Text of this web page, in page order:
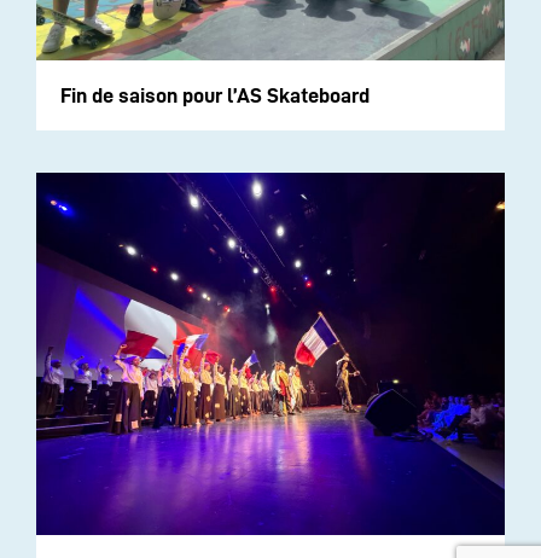
Fin de saison pour l’AS Skateboard